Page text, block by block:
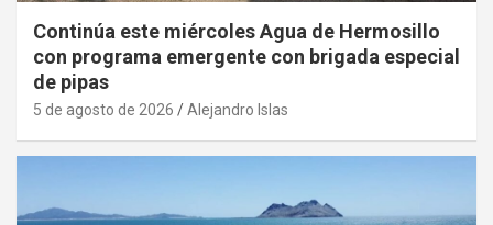
Continúa este miércoles Agua de Hermosillo
con programa emergente con brigada especial
de pipas
5 de agosto de 2026 Alejandro Islas